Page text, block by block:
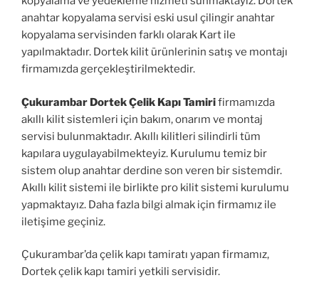
anahtar kopyalama servisi eski usul çilingir anahtar
kopyalama servisinden farklı olarak Kart ile
yapılmaktadır. Dortek kilit ürünlerinin satış ve montajı
firmamızda gerçekleştirilmektedir.
Çukurambar Dortek Çelik Kapı Tamirifirmamızda
akıllı kilit sistemleri için bakım, onarım ve montaj
servisi bulunmaktadır. Akıllı kilitleri silindirli tüm
kapılara uygulayabilmekteyiz. Kurulumu temiz bir
sistem olup anahtar derdine son veren bir sistemdir.
Akıllı kilit sistemi ile birlikte pro kilit sistemi kurulumu
yapmaktayız. Daha fazla bilgi almak için firmamız ile
iletişime geçiniz.
Çukurambar’da çelik kapı tamiratı yapan firmamız,
Dortek çelik kapı tamiri yetkili servisidir.